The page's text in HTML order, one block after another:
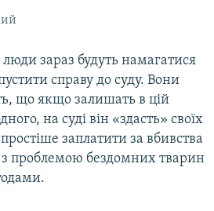
зараз будуть намагатися
справу до суду. Вони
що якщо залишать в цій
на суді він «здасть» своїх
заплатити за вбивства
з проблемою бездомних тварин